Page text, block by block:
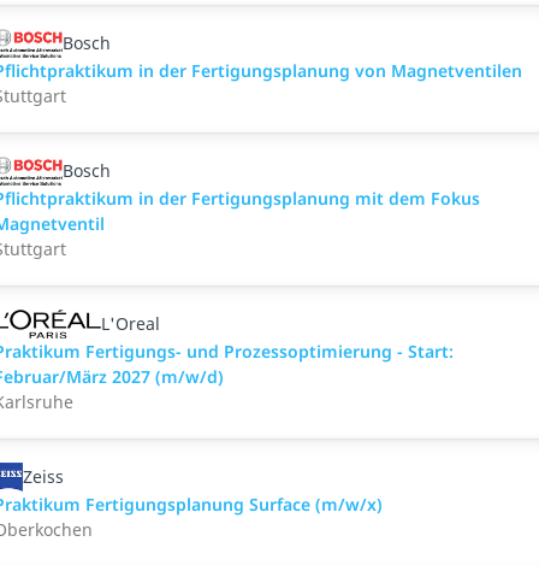
Bosch
in der Fertigungsplanung von Magnetventilen
Bosch
in der Fertigungsplanung mit dem Fokus
L'Oreal
Fertigungs- und Prozessoptimierung - Start:
März 2027 (m/w/d)
Zeiss
Fertigungsplanung Surface (m/w/x)